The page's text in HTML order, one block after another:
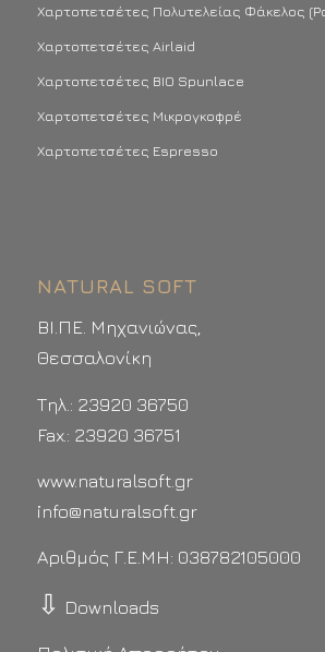
Χαρτοπετσέτες Πολυτελείας Φάκελος
Χαρτοπετσέτες Airlaid
Χαρτοπετσέτες BIO Spunlace
Χαρτοπετσέτες Μικρογκοφρέ
Χαρτοπετσέτες Espresso
NATURAL SOFT
ΒΙ.ΠΕ. Μηχανιώνας,
Θεσσαλονίκη
Τηλ.: 23920 36750
Fax.: 23920 36751
www.naturalsoft.gr
info@naturalsoft.gr
Αριθμός Γ.Ε.ΜΗ: 038782105000
⇩ Downloads